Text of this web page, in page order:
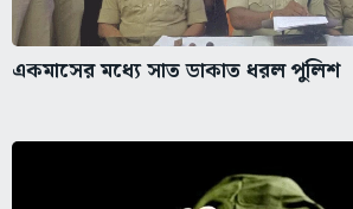
একমাসের মধ্যে সাত ডাকাত ধরল পুলিশ